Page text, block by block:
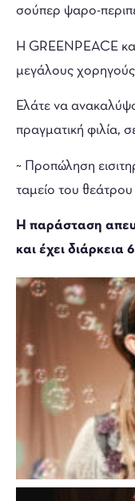
σούπερ ψαρο-
Η GREENPEACE
μεγάλους χορηγούς
Ελάτε να
πραγματική φιλία,
~ Προπώληση
ταμείο του θεάτρου
Η παράσταση
και έχει διάρκεια